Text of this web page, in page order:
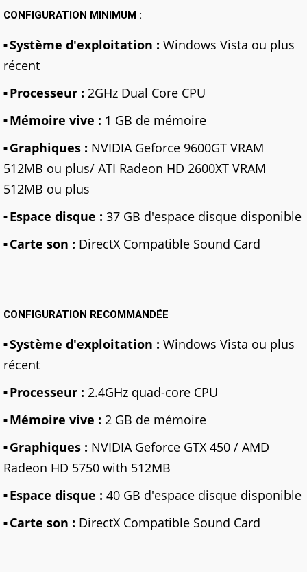
CONFIGURATION MINIMUM :
Système d'exploitation : Windows Vista ou plus
récent
Processeur : 2GHz Dual Core CPU
Mémoire vive : 1 GB de mémoire
Graphiques : NVIDIA Geforce 9600GT VRAM
512MB ou plus/ ATI Radeon HD 2600XT VRAM
512MB ou plus
Espace disque : 37 GB d'espace disque disponible
Carte son : DirectX Compatible Sound Card
CONFIGURATION RECOMMANDÉE
Système d'exploitation : Windows Vista ou plus
récent
Processeur : 2.4GHz quad-core CPU
Mémoire vive : 2 GB de mémoire
Graphiques : NVIDIA Geforce GTX 450 / AMD
Radeon HD 5750 with 512MB
Espace disque : 40 GB d'espace disque disponible
Carte son : DirectX Compatible Sound Card